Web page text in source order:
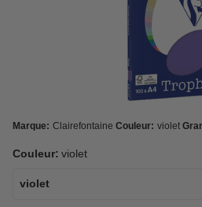
Marque: Clairefontaine Couleur: violet
Couleur: violet
violet